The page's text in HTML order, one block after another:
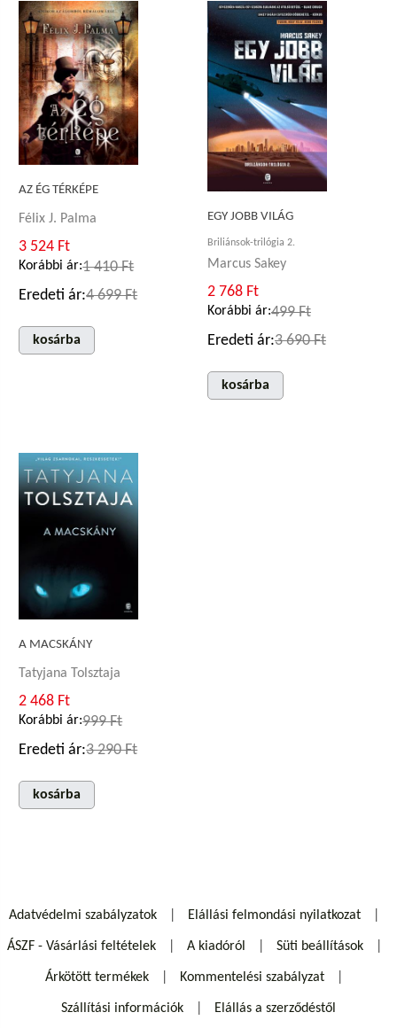
AZ ÉG TÉRKÉPE
Félix J. Palma
3 524 Ft
Korábbi ár:1 410 Ft
Eredeti ár:4 699 Ft
kosárba
EGY JOBB VILÁG
Briliánsok-trilógia 2.
Marcus Sakey
2 768 Ft
Korábbi ár:499 Ft
Eredeti ár:3 690 Ft
kosárba
A MACSKÁNY
Tatyjana Tolsztaja
2 468 Ft
Korábbi ár:999 Ft
Eredeti ár:3 290 Ft
kosárba
Adatvédelmi szabályzatok Elállási felmondási nyilatkozat
ÁSZF - Vásárlási feltételek A kiadóról Süti beállítások
Árkötött termékek Kommentelési szabályzat
Szállítási információk Elállás a szerződéstől